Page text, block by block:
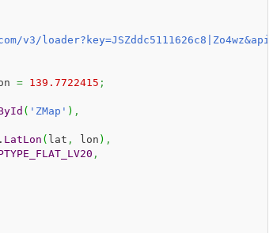
v3/
= 139.7722415 ;
( 'ZMap' ) ,
LatLon ( lat , lon ) ,
,